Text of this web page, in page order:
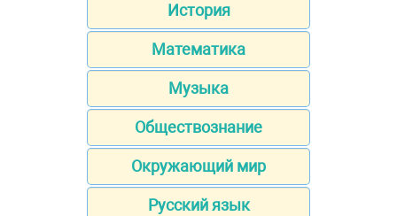
История
Математика
Музыка
Обществознание
Окружающий мир
Русский язык